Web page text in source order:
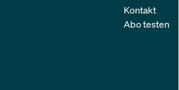
Kontakt
Abo testen